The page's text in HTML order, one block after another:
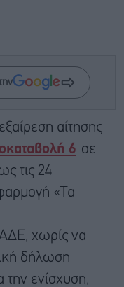
αίτησης
6 σε
τις 24
«Τα
χωρίς να
δήλωση
την ενίσχυση,